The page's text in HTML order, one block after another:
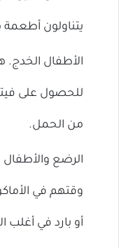
يتناولون
الأطفال الخدج.
للحصول على
من الحمل.
الرضع
وقتهم في
أو بارد في